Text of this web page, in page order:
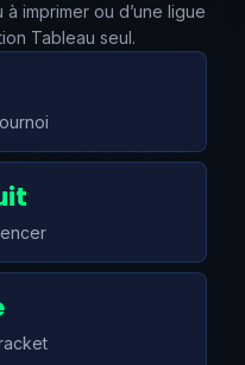
imprimer ou d’une ligue
Tableau seul.